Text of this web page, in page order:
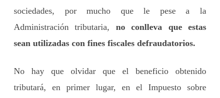
sociedades, por mucho que le pese a la
Administración tributaria, no conlleva que estas
sean utilizadas con fines fiscales defraudatorios.
No hay que olvidar que el beneficio obtenido
tributará, en primer lugar, en el Impuesto sobre